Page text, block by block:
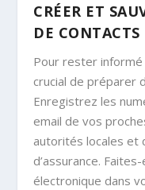
CRÉER ET
DE CONTACTS
Pour rester
crucial de préparer
Enregistrez les
email de vos
autorités locales et
d’assurance.
électronique dans